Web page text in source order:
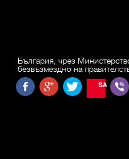
България, чрез
безвъзмездно на
SAVE